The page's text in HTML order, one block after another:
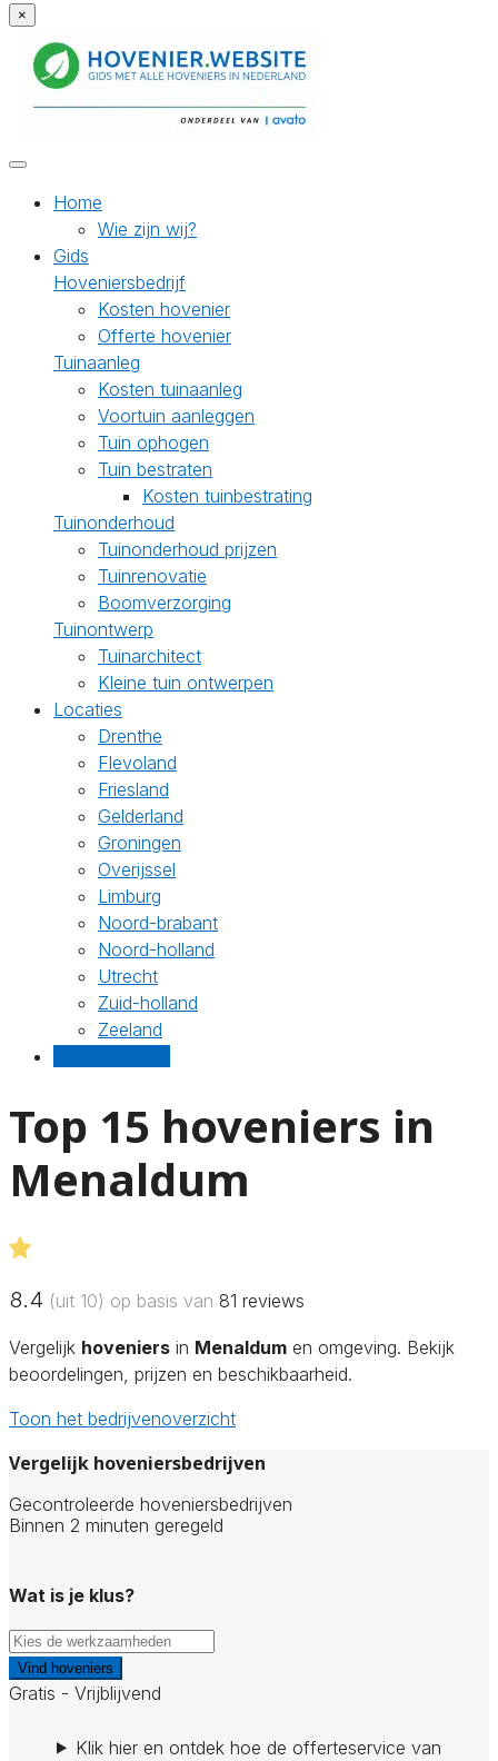
×
Home
Wie zijn wij?
Gids
Hoveniersbedrijf
Kosten hovenier
Offerte hovenier
Tuinaanleg
Kosten tuinaanleg
Voortuin aanleggen
Tuin ophogen
Tuin bestraten
Kosten tuinbestrating
Tuinonderhoud
Tuinonderhoud prijzen
Tuinrenovatie
Boomverzorging
Tuinontwerp
Tuinarchitect
Kleine tuin ontwerpen
Locaties
Drenthe
Flevoland
Friesland
Gelderland
Groningen
Overijssel
Limburg
Noord-brabant
Noord-holland
Utrecht
Zuid-holland
Zeeland
Top 15 hoveniers in
Menaldum
8.4 (uit 10) op basis van 81 reviews
Vergelijk hoveniers in Menaldum en omgeving. Bekijk
beoordelingen, prijzen en beschikbaarheid.
Toon het bedrijvenoverzicht
Vergelijk hoveniersbedrijven
Gecontroleerde hoveniersbedrijven
Binnen 2 minuten geregeld
Wat is je klus?
Vind hoveniers
Gratis - Vrijblijvend
Klik hier en ontdek hoe de offerteservice van